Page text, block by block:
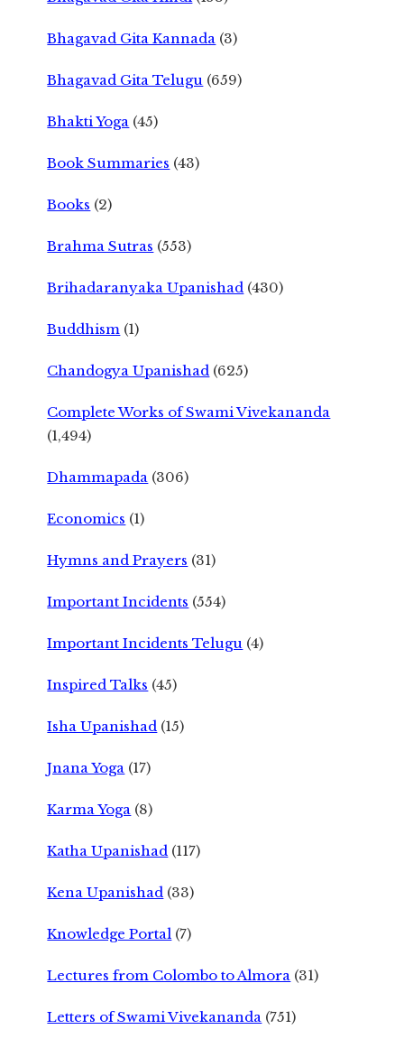
Bhagavad Gita Kannada (3)
Bhagavad Gita Telugu (659)
Bhakti Yoga (45)
Book Summaries (43)
Books (2)
Brahma Sutras (553)
Brihadaranyaka Upanishad (430)
Buddhism (1)
Chandogya Upanishad (625)
Complete Works of Swami Vivekananda
(1,494)
Dhammapada (306)
Economics (1)
Hymns and Prayers (31)
Important Incidents (554)
Important Incidents Telugu (4)
Inspired Talks (45)
Isha Upanishad (15)
Jnana Yoga (17)
Karma Yoga (8)
Katha Upanishad (117)
Kena Upanishad (33)
Knowledge Portal (7)
Lectures from Colombo to Almora (31)
Letters of Swami Vivekananda (751)